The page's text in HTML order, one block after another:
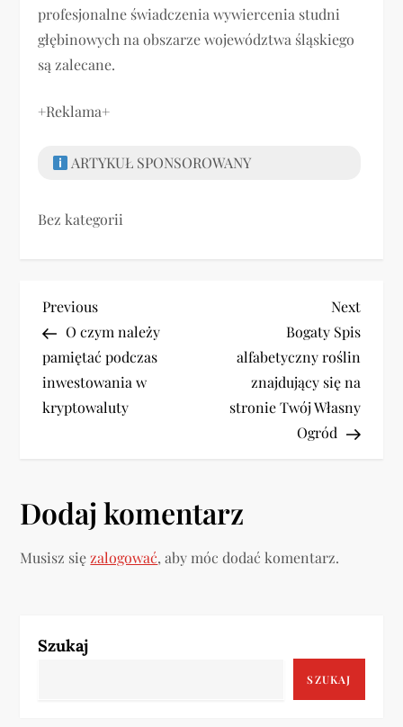
profesjonalne świadczenia wywiercenia studni
głębinowych na obszarze województwa śląskiego
są zalecane.
+Reklama+
ARTYKUŁ SPONSOROWANY
Bez kategorii
N
a
w
a
c
a
Previous
Post
Previous
O czym należy
pamiętać podczas
inwestowania w
kryptowaluty
Next
Post
Next
Bogaty Spis
alfabetyczny roślin
znajdujący się na
stronie Twój Własny
Ogród
Dodaj komentarz
Musisz sięzalogować, aby móc dodać komentarz.
Szukaj
SZUKAJ